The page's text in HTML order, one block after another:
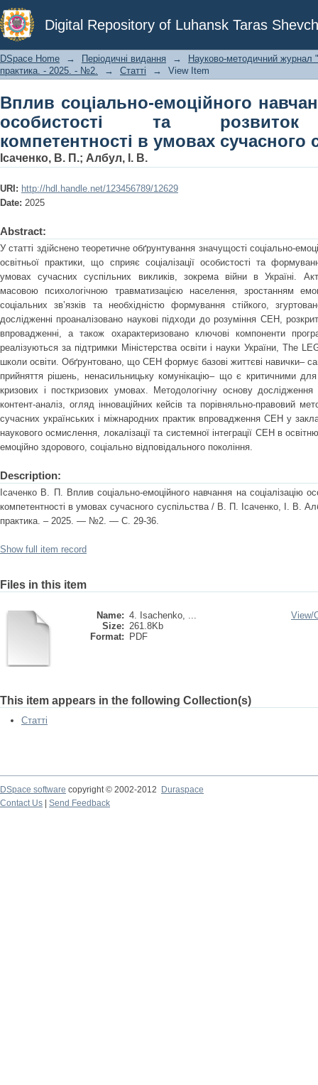
Digital Repository of Luhansk Taras
Вплив соціально-емоційного
розвиток комунікативної
DSpace Home → Періодичні видання →
Науково-методичний журнал
практика. - 2025. - №2.
→ Статті → View Item
Вплив соціально-емоційного
особистості та розвиток
компетентності в умовах сучасного
Ісаченко, В. П.; Албул, І. В.
URI: http://hdl.handle.net/123456789/12629
Date: 2025
Abstract:
У статті здійснено теоретичне обґрунтування значущості соціально-
освітньої практики, що сприяє соціалізації особистості та
умовах сучасних суспільних викликів, зокрема війни в Україні.
масовою психологічною травматизацією населення, зростанням
соціальних зв’язків та необхідністю формування стійкого,
дослідженні проаналізовано наукові підходи до розуміння СЕН,
впровадженні, а також охарактеризовано ключові компоненти
реалізуються за підтримки Міністерства освіти і науки України, The
школи освіти. Обґрунтовано, що СЕН формує базові життєві навички–
прийняття рішень, ненасильницьку комунікацію– що є критичними для
кризових і посткризових умовах. Методологічну основу
контент-аналіз, огляд інноваційних кейсів та порівняльно-правовий
сучасних українських і міжнародних практик впровадження СЕН у
наукового осмислення, локалізації та системної інтеграції СЕН в
емоційно здорового, соціально відповідального покоління.
Description:
Ісаченко В. П. Вплив соціально-емоційного навчання на соціалізацію
компетентності в умовах сучасного суспільства / В. П. Ісаченко, І. В.
практика. – 2025. — №2. — C. 29-36.
Show full item record
Files in this item
Name: 4. Isachenko, ...
Size: 261.8Kb
Format:
PDF
View/
This item appears in the following Collection(s)
Статті
DSpace software copyright © 2002-2012
Duraspace
Contact Us
Send Feedback